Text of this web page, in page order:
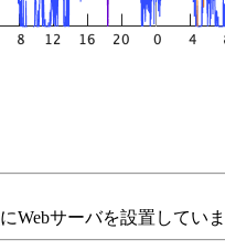
にWebサーバを設置してい